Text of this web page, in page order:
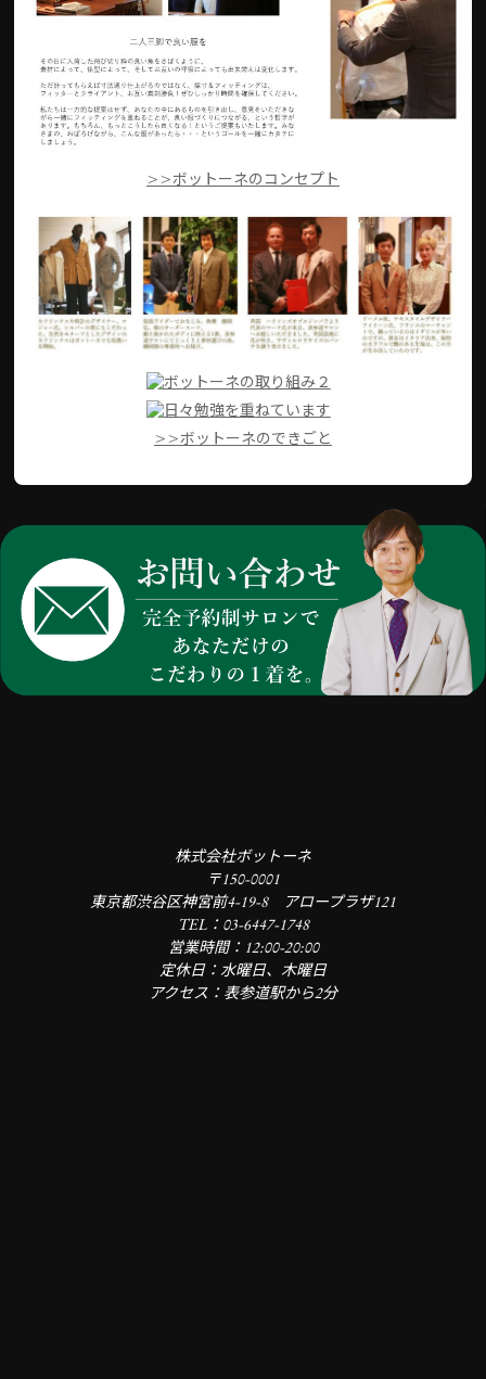
>>ボットーネのコンセプト
>>ボットーネのできごと
株式会社ボットーネ
〒150-0001
東京都渋谷区神宮前4-19-8 アロープラザ121
TEL：03-6447-1748
営業時間：12:00-20:00
定休日：水曜日、木曜日
アクセス：表参道駅から2分